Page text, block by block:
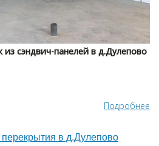
из сэндвич-панелей в д.Дулепово
Подробнее